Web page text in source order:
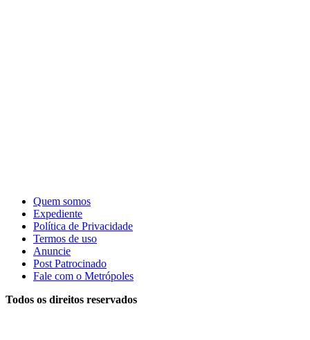
Quem somos
Expediente
Política de Privacidade
Termos de uso
Anuncie
Post Patrocinado
Fale com o Metrópoles
Todos os direitos reservados